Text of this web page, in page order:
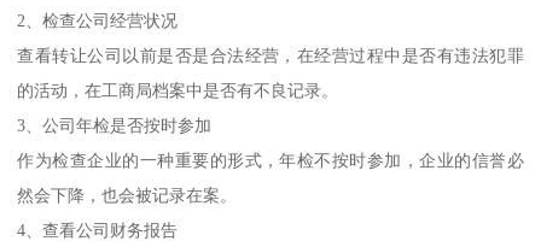
2、检查公司经营状况
查看转让公司以前是否是合法经营，在经营过程中是否有违法犯罪
的活动，在工商局档案中是否有不良记录。
3、公司年检是否按时参加
作为检查企业的一种重要的形式，年检不按时参加，企业的信誉必
然会下降，也会被记录在案。
4、查看公司财务报告